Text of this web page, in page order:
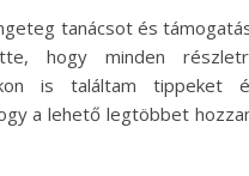
tanácsot és
hogy minden
is találtam tippeket
a lehető legtöbbet